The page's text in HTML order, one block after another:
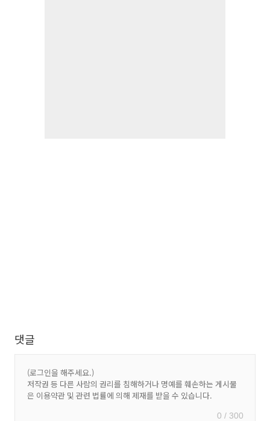
댓글
0 / 300